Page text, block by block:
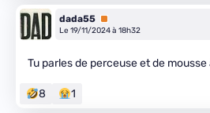
dada55 Premium
Le 19/11/2024 à 18h32
Tu parles de perceuse et de mousse
8 1